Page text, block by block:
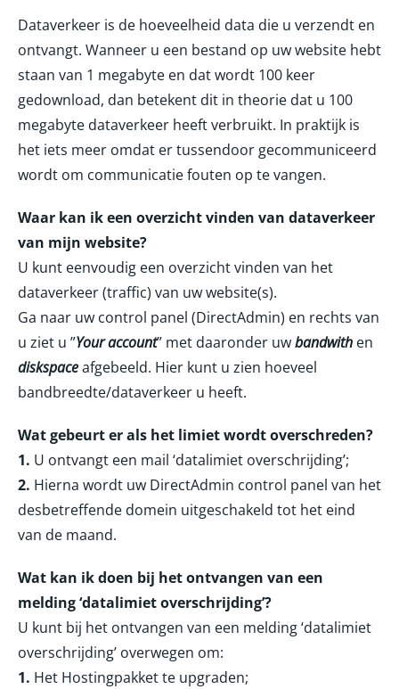
Dataverkeer is de hoeveelheid data die u verzendt en
ontvangt. Wanneer u een bestand op uw website hebt
staan van 1 megabyte en dat wordt 100 keer
gedownload, dan betekent dit in theorie dat u 100
megabyte dataverkeer heeft verbruikt. In praktijk is
het iets meer omdat er tussendoor gecommuniceerd
wordt om communicatie fouten op te vangen.
Waar kan ik een overzicht vinden van dataverkeer
van mijn website?
U kunt eenvoudig een overzicht vinden van het
dataverkeer (traffic) van uw website(s).
Ga naar uw control panel (DirectAdmin) en rechts van
u ziet u ”Your account” met daaronder uwbandwith en
diskspaceafgebeeld. Hier kunt u zien hoeveel
bandbreedte/dataverkeer u heeft.
Wat gebeurt er als het limiet wordt overschreden?
1. U ontvangt een mail ‘datalimiet overschrijding’;
2. Hierna wordt uw DirectAdmin control panel van het
desbetreffende domein uitgeschakeld tot het eind
van de maand.
Wat kan ik doen bij het ontvangen van een
melding ‘datalimiet overschrijding’?
U kunt bij het ontvangen van een melding ‘datalimiet
overschrijding’ overwegen om:
1. Het Hostingpakket te upgraden;